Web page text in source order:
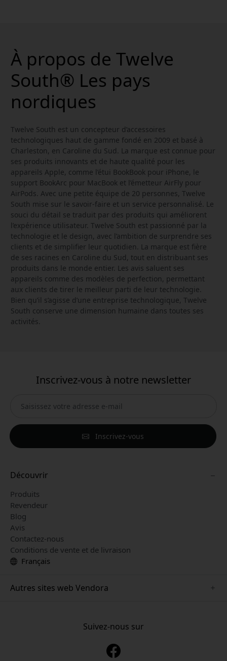
À propos de Twelve
South® Les pays
nordiques
Twelve South est un concepteur d’accessoires
technologiques haut de gamme fondé en 2009 et basé à
Charleston, en Caroline du Sud. La marque est connue pour
ses produits innovants et de haute qualité pour les
appareils Apple, comme l’étui BookBook pour iPhone, le
support BookArc pour MacBook et l’émetteur AirFly pour
AirPods. Avec une petite équipe de 20 personnes, Twelve
South mise sur le savoir-faire et un service personnalisé. Le
souci du détail se traduit par des produits qui améliorent
l’expérience utilisateur. Twelve South est passionné par la
technologie et le design, avec l’ambition de surprendre ses
clients et de simplifier leur quotidien. La marque est fière
de ses racines en Caroline du Sud, tout en distribuant ses
produits dans le monde entier. Les avis saluent ses
appareils comme des modèles de perfection, permettant
aux clients de tirer le meilleur parti de leur technologie.
Bien qu’il s’agisse d’une entreprise technologique, Twelve
South conserve une dimension humaine dans toutes ses
activités.
Inscrivez-vous à notre newsletter
Inscrivez-vous
Découvrir
Produits
Revendeur
Blog
Avis
Contactez-nous
Conditions de vente et de livraison
Français
Autres sites web Vendora
Suivez-nous sur